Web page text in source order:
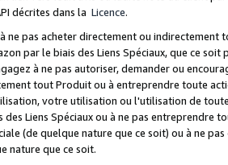
décrites dans la Licence.
ne pas acheter directement ou
par le biais des Liens Spéciaux, que ce
à ne pas autoriser, demander ou
tout Produit ou à entreprendre toute
votre utilisation ou l'utilisation de
Liens Spéciaux ou à ne pas entreprendre
(de quelque nature que ce soit) ou à ne
nature que ce soit.